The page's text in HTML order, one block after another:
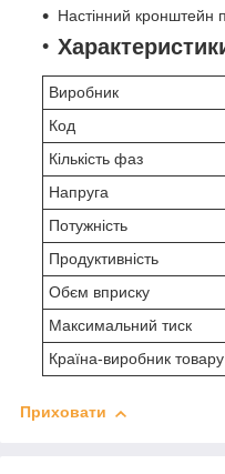
Настінний кронштейн
Виробник
Код
Кількість фаз
Напруга
Потужність
Продуктивність
Обєм вприску
Максимальний тиск
Країна-виробник товару
Приховати